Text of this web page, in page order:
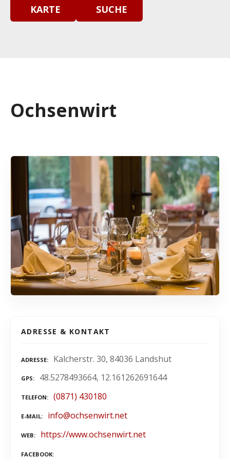
KARTE SUCHE
Ochsenwirt
ADRESSE & KONTAKT
ADRESSE Kalcherstr. 30, 84036 Landshut
GPS 48.5278493664, 12.161262691644
TELEFON (0871) 430180
E-MAIL info@ochsenwirt.net
WEB https://www.ochsenwirt.net
FACEBOOK